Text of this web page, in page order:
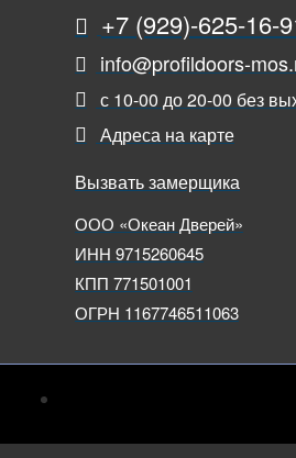
+7 (929)-625-16-
info@profildoors-
с 10-00 до 20-00 без
Адреса на карте
Вызвать замерщика
ООО «Океан Дверей»
ИНН 9715260645
КПП 771501001
ОГРН 1167746511063